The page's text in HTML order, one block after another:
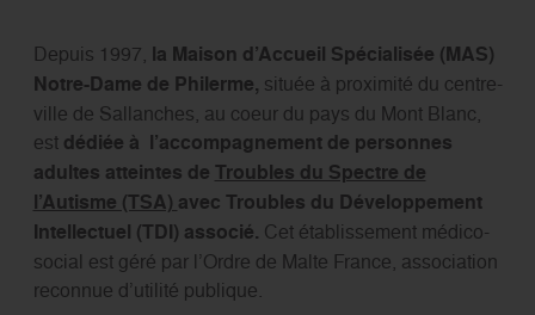
Depuis 1997, la Maison d’Accueil Spécialisée (MAS)
Notre-Dame de Philerme, située à proximité du centre-
ville de Sallanches, au coeur du pays du Mont Blanc,
est dédiée à l’accompagnement de personnes
adultes atteintes de Troubles du Spectre de
l’Autisme (TSA) avec Troubles du Développement
Intellectuel (TDI) associé. Cet établissement médico-
social est géré par l’Ordre de Malte France, association
reconnue d’utilité publique.